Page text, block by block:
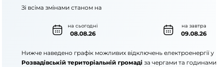
на сьогодні
08.08.26
на завтра
09.08.26
Зі всіма змінами станом на
Нижче наведено графік можливих відключень електроенергії у
Розвадівській територіальній громаді за чергами та годинами.